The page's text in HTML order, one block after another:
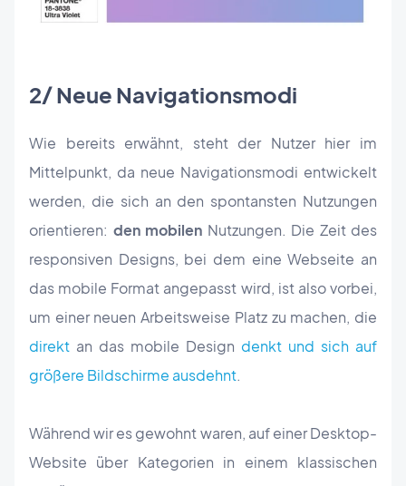
2/ Neue Navigationsmodi
Wie bereits erwähnt, steht der Nutzer hier im
Mittelpunkt, da neue Navigationsmodi entwickelt
werden, die sich an den spontansten Nutzungen
orientieren: den mobilen Nutzungen. Die Zeit des
responsiven Designs, bei dem eine Webseite an
das mobile Format angepasst wird, ist also vorbei,
um einer neuen Arbeitsweise Platz zu machen, die
direkt an das mobile Design denkt und sich auf
größere Bildschirme ausdehnt.
Während wir es gewohnt waren, auf einer Desktop-
Website über Kategorien in einem klassischen